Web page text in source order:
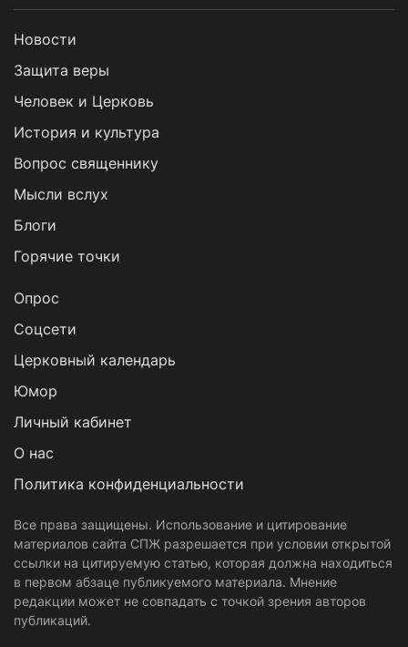
Новости
Защита веры
Человек и Церковь
История и культура
Вопрос священнику
Мысли вслух
Блоги
Горячие точки
Опрос
Cоцсети
Церковный календарь
Юмор
Личный кабинет
О нас
Политика конфиденциальности
Все права защищены. Использование и цитирование
материалов сайта СПЖ разрешается при условии открытой
ссылки на цитируемую статью, которая должна находиться
в первом абзаце публикуемого материала. Мнение
редакции может не совпадать с точкой зрения авторов
публикаций.